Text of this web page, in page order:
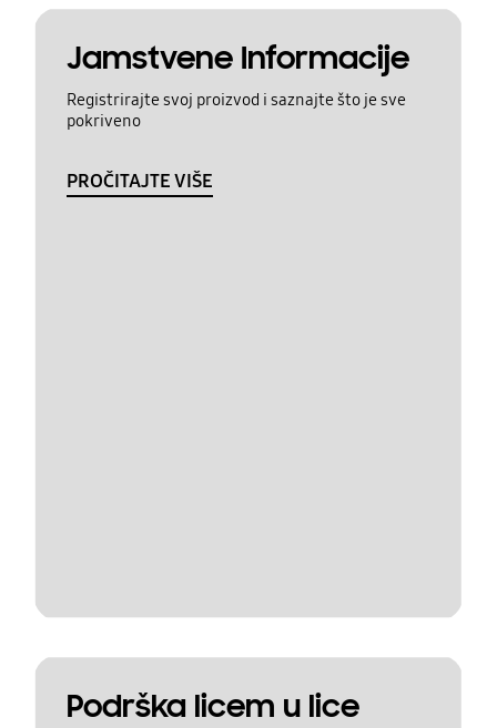
Jamstvene Informacije
Registrirajte svoj proizvod i saznajte što je sve
pokriveno
PROČITAJTE VIŠE
Podrška licem u lice